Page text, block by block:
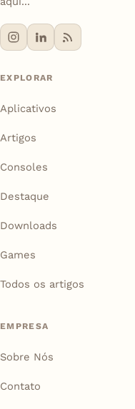
EXPLORAR
Aplicativos
Artigos
Consoles
Destaque
Downloads
Games
Todos os artigos
EMPRESA
Sobre Nós
Contato